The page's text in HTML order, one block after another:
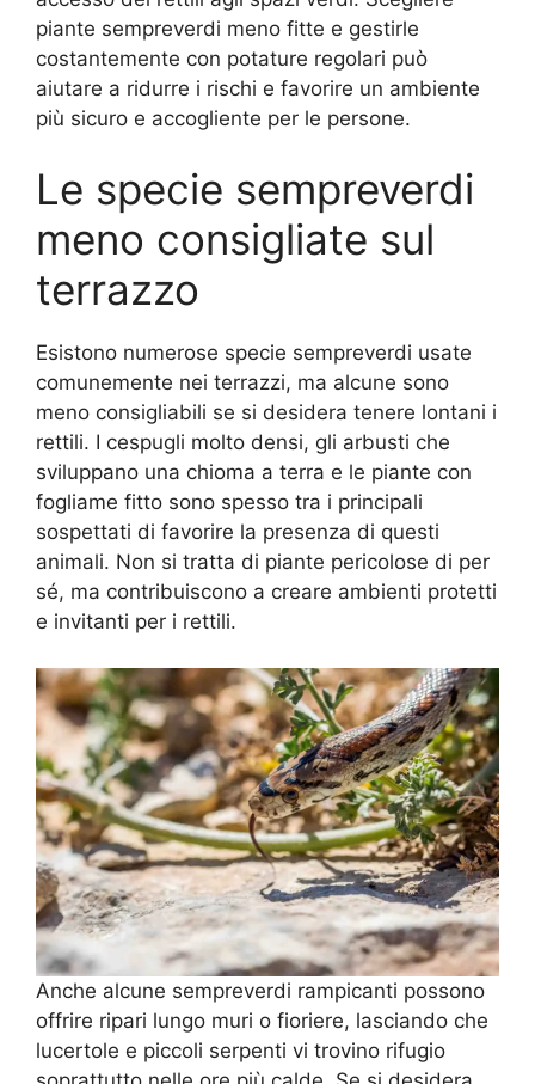
piante sempreverdi meno fitte e gestirle
costantemente con potature regolari può
aiutare a ridurre i rischi e favorire un ambiente
più sicuro e accogliente per le persone.
Le specie sempreverdi
meno consigliate sul
terrazzo
Esistono numerose specie sempreverdi usate
comunemente nei terrazzi, ma alcune sono
meno consigliabili se si desidera tenere lontani i
rettili. I cespugli molto densi, gli arbusti che
sviluppano una chioma a terra e le piante con
fogliame fitto sono spesso tra i principali
sospettati di favorire la presenza di questi
animali. Non si tratta di piante pericolose di per
sé, ma contribuiscono a creare ambienti protetti
e invitanti per i rettili.
Anche alcune sempreverdi rampicanti possono
offrire ripari lungo muri o fioriere, lasciando che
lucertole e piccoli serpenti vi trovino rifugio